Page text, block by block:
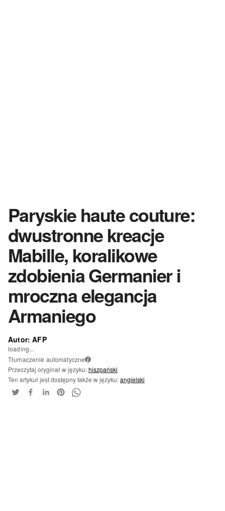
Paryskie haute couture:
dwustronne kreacje
Mabille, koralikowe
zdobienia Germanier i
mroczna elegancja
Armaniego
Autor: AFP
loading...
Tłumaczenie automatyczne i
Przeczytaj oryginał w języku:hiszpański
Ten artykuł jest dostępny także w języku:angielski